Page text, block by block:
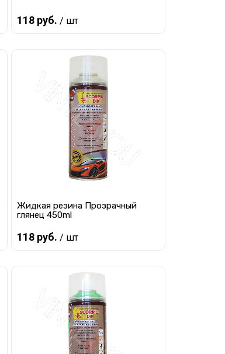
118 руб. / шт
Предзаказ
Купить в 1 клик
В избранное
Жидкая резина Прозрачный
глянец 450ml
118 руб. / шт
Предзаказ
Купить в 1 клик
В избранное